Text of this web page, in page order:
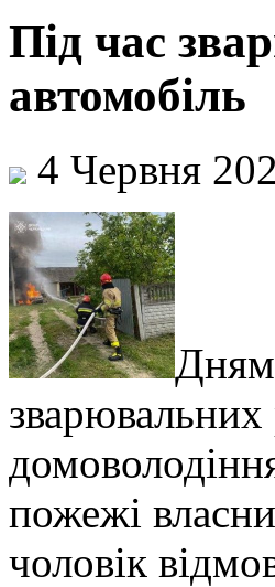
Під час
автомобіль
4 Червня
зварювальних
пожежі
чоловік